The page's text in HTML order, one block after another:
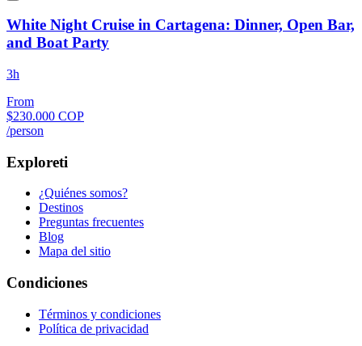
White Night Cruise in Cartagena: Dinner, Open Bar,
and Boat Party
3h
From
$230.000 COP
/person
Exploreti
¿Quiénes somos?
Destinos
Preguntas frecuentes
Blog
Mapa del sitio
Condiciones
Términos y condiciones
Política de privacidad